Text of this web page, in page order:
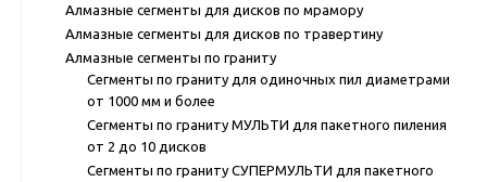
Алмазные сегменты для дисков по мрамору
Алмазные сегменты для дисков по травертину
Алмазные сегменты по граниту
Сегменты по граниту для одиночных пил диаметрами
от 1000 мм и более
Сегменты по граниту МУЛЬТИ для пакетного пиления
от 2 до 10 дисков
Сегменты по граниту СУПЕРМУЛЬТИ для пакетного